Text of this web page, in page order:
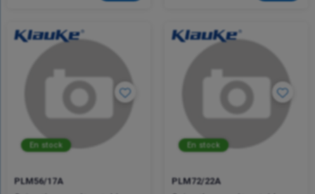
En stock
PLM56/17A
En stock
PLM72/22A